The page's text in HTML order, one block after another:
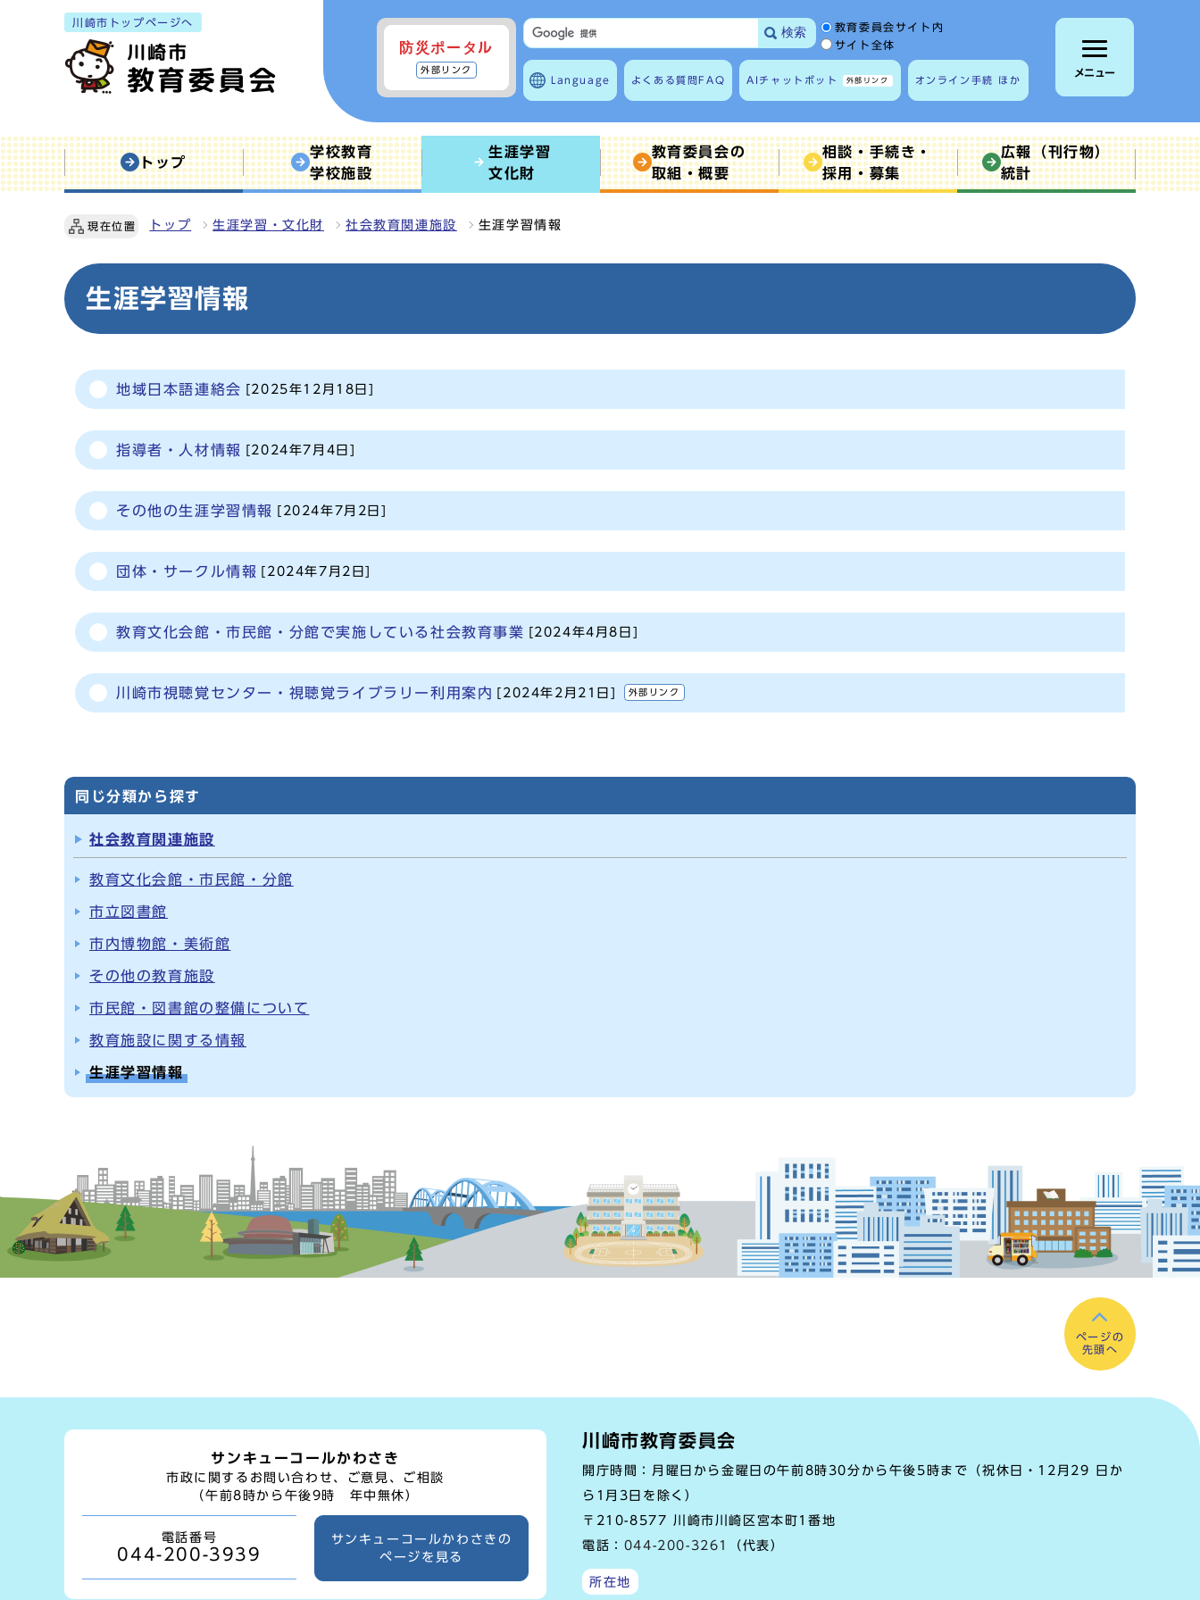
川崎市トップページへ
防災ポータル
外部リンク
検索 サイト内検索の範囲
教育委員会サイト内
サイト全体
Language よくある質問 FAQ AIチャットボット 外部リンク オンライン手続 ほか
メニュー
トップ
学校教育
学校施設
生涯学習
文化財
教育委員会の
取組・概要
相談・手続き・
採用・募集
広報（刊行物）
統計
現在位置 トップ 生涯学習・文化財 社会教育関連施設 生涯学習情報
生涯学習情報
地域日本語連絡会 [2025年12月18日]
指導者・人材情報 [2024年7月4日]
その他の生涯学習情報 [2024年7月2日]
団体・サークル情報 [2024年7月2日]
教育文化会館・市民館・分館で実施している社会教育事業 [2024年4月8日]
川崎市視聴覚センター・視聴覚ライブラリー利用案内 [2024年2月21日] 外部リンク
同じ分類から探す
社会教育関連施設
教育文化会館・市民館・分館
市立図書館
市内博物館・美術館
その他の教育施設
市民館・図書館の整備について
教育施設に関する情報
生涯学習情報
ページの
先頭へ
サンキューコールかわさき
市政に関するお問い合わせ、ご意見、ご相談
（午前8時から午後9時 年中無休）
電話番号
044-200-3939
サンキューコールかわさきの
ページを見る
川崎市教育委員会
開庁時間：月曜日から金曜日の午前8時30分から午後5時まで（祝休日・12月29 日か
ら1月3日を除く）
〒210-8577 川崎市川崎区宮本町1番地
電話： 044-200-3261 （代表）
所在地